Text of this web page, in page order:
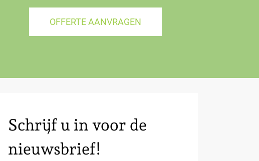
OFFERTE AANVRAGEN
Schrijf u in voor de
nieuwsbrief!